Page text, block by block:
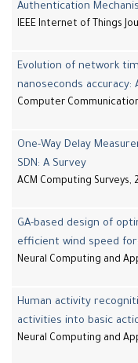
Authentication
IEEE Internet of Things
Evolution of network
nanoseconds accuracy:
Computer
One-Way Delay
SDN: A Survey
ACM Computing Surveys,
GA-based design of
efficient wind speed
Neural Computing and
Human activity
activities into basic
Neural Computing and